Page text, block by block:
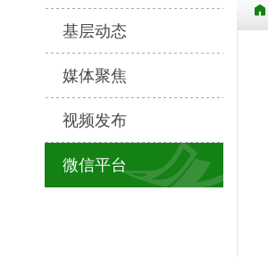
基层动态
媒体聚焦
视频发布
微信平台